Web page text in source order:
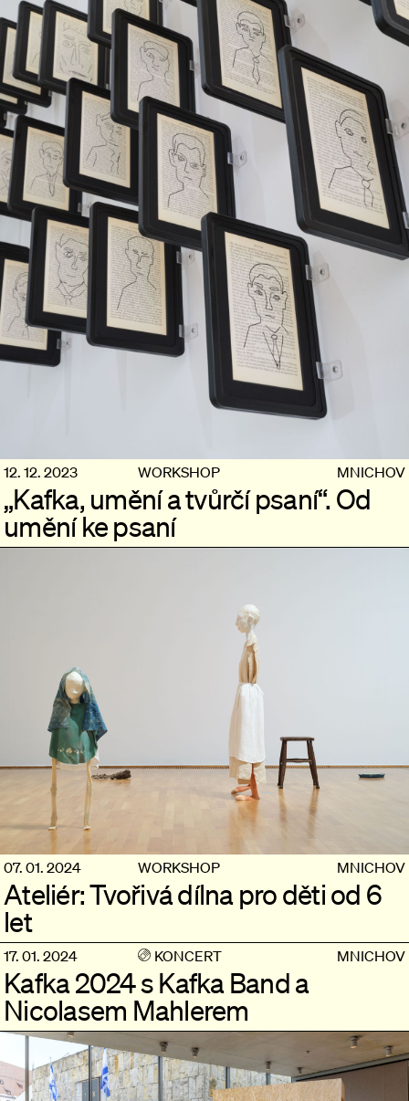
12. 12. 2023 WORKSHOP MNICHOV
„Kafka, umění a tvůrčí psaní“. Od
umění ke psaní
07. 01. 2024 WORKSHOP MNICHOV
Ateliér: Tvořivá dílna pro děti od 6
let
17. 01. 2024 KONCERT MNICHOV
Kafka 2024 s Kafka Band a
Nicolasem Mahlerem